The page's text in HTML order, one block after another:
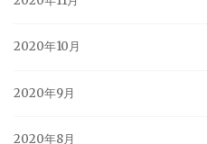
2020年10月
2020年9月
2020年8月